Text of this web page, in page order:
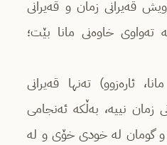
قەیرانی زمان و قەیرانی
تەواوی خاوەنی مانا بێت؛
ئارەزوو) تەنها قەیرانی
زمان نییە، بەڵکە ئەنجامی
و گومان لە خودی خۆی و لە